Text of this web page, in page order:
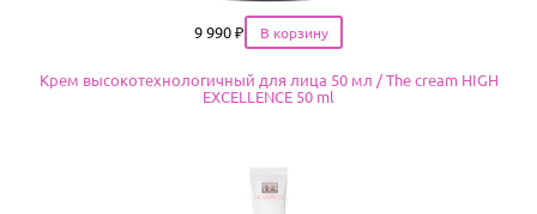
Цена
9 990 ₽
Крем высокотехнологичный для лица 50 мл / The cream HIGH
EXCELLENCE 50 ml